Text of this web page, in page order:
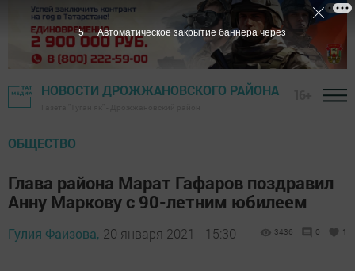
НОВОСТИ ДРОЖЖАНОВСКОГО РАЙОНА
ОБЩЕСТВО
Глава района Марат Гафаров поздравил
Анну Маркову с 90-летним юбилеем
Гулия Фаизова, 20 января 2021 - 15:30 3436 0 1
5 Автоматическое закрытие баннера через